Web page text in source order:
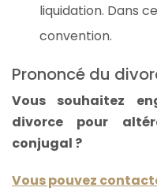
liquidation. Dans
convention.
Prononcé du
Vous souhaitez
divorce pour
conjugal ?
Vous pouvez